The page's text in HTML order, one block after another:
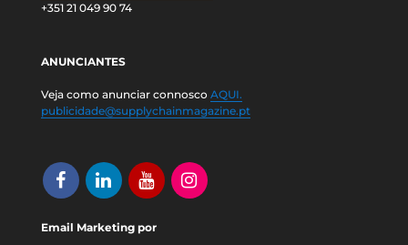
+351 21 049 90 74
ANUNCIANTES
Veja como anunciar connosco AQUI.
publicidade@supplychainmagazine.pt
Email Marketing por